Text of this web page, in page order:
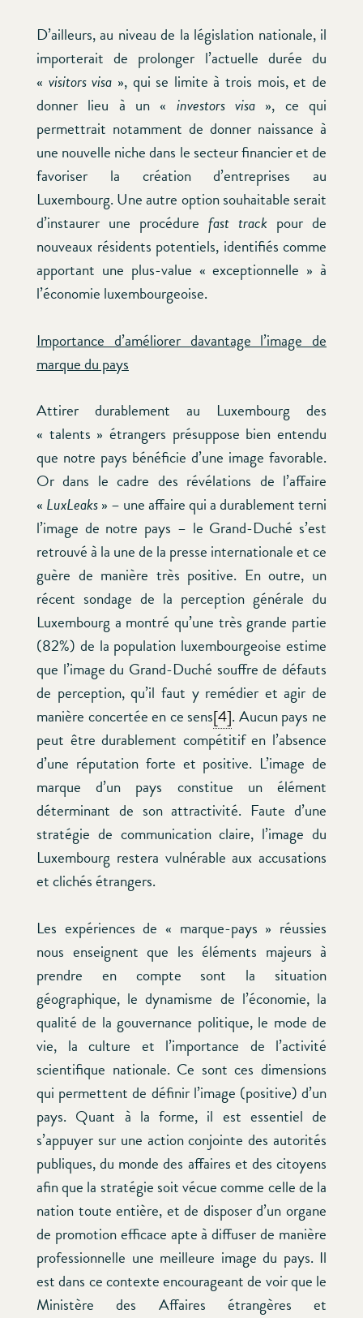
D’ailleurs, au niveau de la législation nationale, il
importerait de prolonger l’actuelle durée du
« visitors visa », qui se limite à trois mois, et de
donner lieu à un « investors visa », ce qui
permettrait notamment de donner naissance à
une nouvelle niche dans le secteur financier et de
favoriser la création d’entreprises au
Luxembourg. Une autre option souhaitable serait
d’instaurer une procédure fast track pour de
nouveaux résidents potentiels, identifiés comme
apportant une plus-value « exceptionnelle » à
l’économie luxembourgeoise.
Importance d’améliorer davantage l’image de
marque du pays
Attirer durablement au Luxembourg des
« talents » étrangers présuppose bien entendu
que notre pays bénéficie d’une image favorable.
Or dans le cadre des révélations de l’affaire
« LuxLeaks» – une affaire qui a durablement terni
l’image de notre pays – le Grand-Duché s’est
retrouvé à la une de la presse internationale et ce
guère de manière très positive. En outre, un
récent sondage de la perception générale du
Luxembourg a montré qu’une très grande partie
(82%) de la population luxembourgeoise estime
que l’image du Grand-Duché souffre de défauts
de perception, qu’il faut y remédier et agir de
manière concertée en ce sens[4]. Aucun pays ne
peut être durablement compétitif en l’absence
d’une réputation forte et positive. L’image de
marque d’un pays constitue un élément
déterminant de son attractivité. Faute d’une
stratégie de communication claire, l’image du
Luxembourg restera vulnérable aux accusations
et clichés étrangers.
Les expériences de « marque-pays » réussies
nous enseignent que les éléments majeurs à
prendre en compte sont la situation
géographique, le dynamisme de l’économie, la
qualité de la gouvernance politique, le mode de
vie, la culture et l’importance de l’activité
scientifique nationale. Ce sont ces dimensions
qui permettent de définir l’image (positive) d’un
pays. Quant à la forme, il est essentiel de
s’appuyer sur une action conjointe des autorités
publiques, du monde des affaires et des citoyens
afin que la stratégie soit vécue comme celle de la
nation toute entière, et de disposer d’un organe
de promotion efficace apte à diffuser de manière
professionnelle une meilleure image du pays. Il
est dans ce contexte encourageant de voir que le
Ministère des Affaires étrangères et